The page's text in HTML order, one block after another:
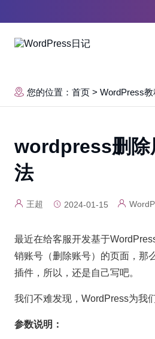
您的位置：首页 > WordPress教
wordpress删除
法
王超 2024-01-15
最近在给客服开发基于
销账号（删除账号）的页面，那
插件，所以，还是自己写吧。
我们不难发现，WordPress为我
参数说明：